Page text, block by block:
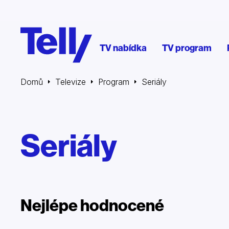
TV nabídka TV program
Domů Televize Program Seriály
Seriály
Nejlépe hodnocené